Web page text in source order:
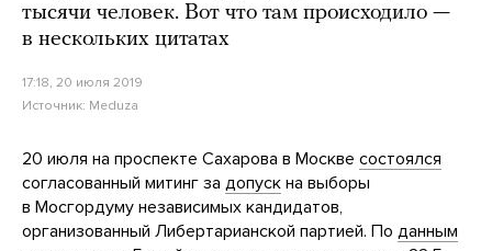
тысячи человек. Вот что там происходило —
в нескольких цитатах
17:18, 20 июля 2019
Источник: Meduza
20 июля на проспекте Сахарова в Москве состоялся
согласованный митинг за допуск на выборы
в Мосгордуму независимых кандидатов,
организованный Либертарианской партией. По данным